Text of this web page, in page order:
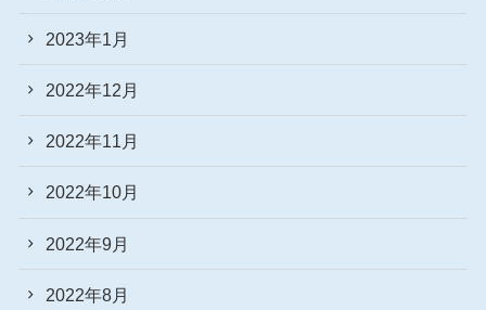
2023年1月
2022年12月
2022年11月
2022年10月
2022年9月
2022年8月